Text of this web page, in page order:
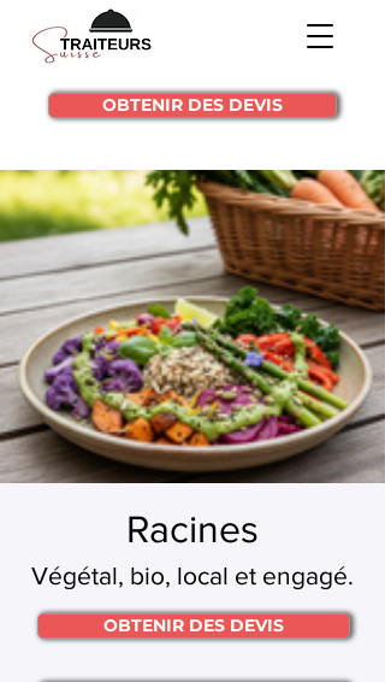
OBTENIR DES DEVIS
Racines
Végétal, bio, local et engagé.
OBTENIR DES DEVIS